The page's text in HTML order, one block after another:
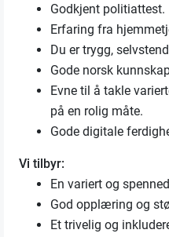
Godkjent politiattest.
Erfaring fra
Du er trygg,
Gode norsk
Evne til å takle
på en rolig måte.
Gode digitale
Vi tilbyr:
En variert og
God opplæring og
Et trivelig og